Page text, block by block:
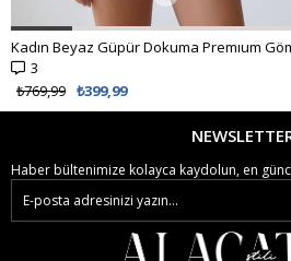
3
₺399,99
₺769,99
Haber bültenimize kolayca kaydolun, en